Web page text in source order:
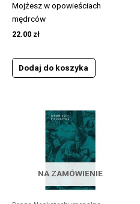
Mojżesz w opowieściach
mędrców
22.00 zł
Dodaj do koszyka
NA ZAMÓWIENIE